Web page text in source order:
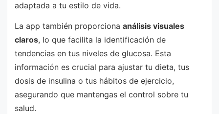
adaptada a tu estilo de vida.
La app también proporciona análisis visuales
claros, lo que facilita la identificación de
tendencias en tus niveles de glucosa. Esta
información es crucial para ajustar tu dieta, tus
dosis de insulina o tus hábitos de ejercicio,
asegurando que mantengas el control sobre tu
salud.